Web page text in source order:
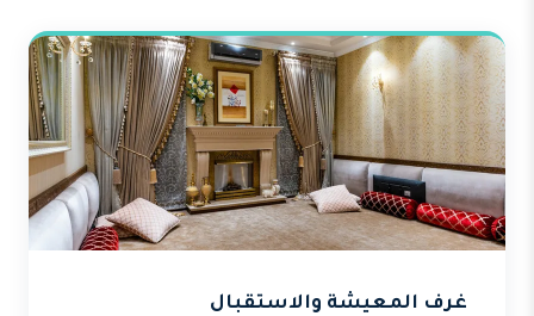
غرف المعيشة والاستقبال